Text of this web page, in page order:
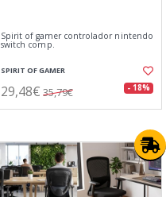
Spirit of gamer controlador nintendo
switch comp.
SPIRIT OF GAMER
29,48€ 35,79€ - 18%